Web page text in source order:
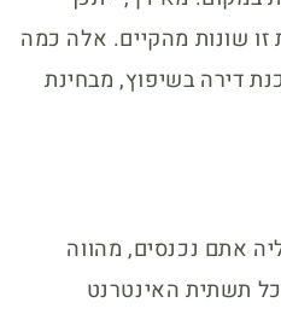
שונות מהקיים. אלה כמה
דירה בשיפוץ, מבחינת
אתם נכנסים, מהווה
תשתית האינטרנט